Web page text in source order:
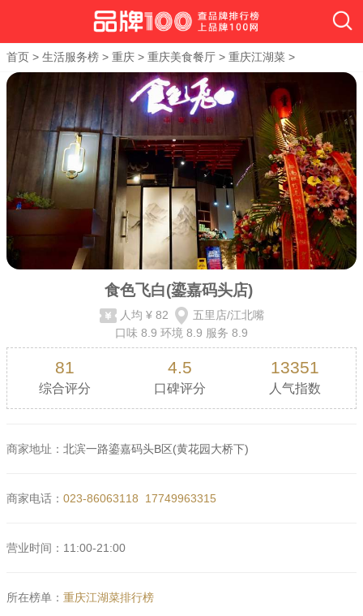
首页 > 生活服务榜 > 重庆 > 重庆美食餐厅 > 重庆江湖菜 >
食色飞白(鎏嘉码头店)
人均 ¥ 82
五里店/江北嘴
口味 8.9 环境 8.9 服务 8.9
81
综合评分
4.5
口碑评分
13351
人气指数
商家地址： 北滨一路鎏嘉码头B区(黄花园大桥下)
商家电话： 023-86063118 17749963315
营业时间：11:00-21:00
所在榜单： 重庆江湖菜排行榜